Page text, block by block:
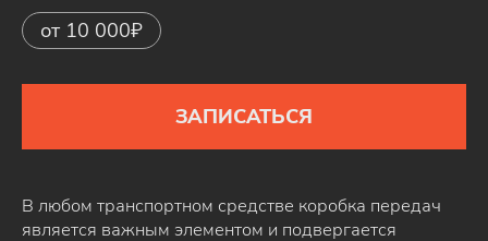
от 10 000₽
ЗАПИСАТЬСЯ
В любом транспортном средстве коробка передач
является важным элементом и подвергается